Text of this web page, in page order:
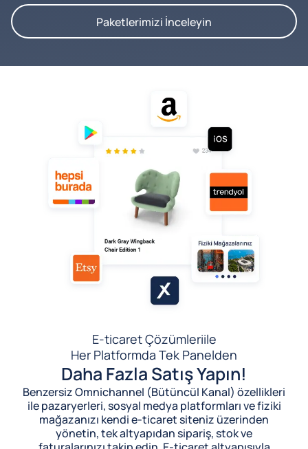
Paketlerimizi İnceleyin
E-ticaret Çözümleriile
Her Platformda Tek Panelden
Daha Fazla Satış Yapın!
Benzersiz Omnichannel (Bütüncül Kanal) özellikleri
ile pazaryerleri, sosyal medya platformları ve fiziki
mağazanızı kendi e-ticaret siteniz üzerinden
yönetin, tek altyapıdan sipariş, stok ve